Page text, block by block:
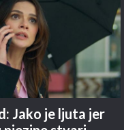
Jako je ljuta jer